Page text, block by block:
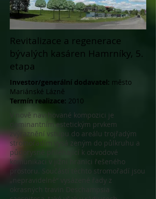
Revitalizace a regenerace
bývalých kasáren Hamrníky, 5.
etapa
Investor/generální dodavatel: město
Mariánské Lázně
Termín realizace: 2010
V nově navrhované kompozici je
dominantním estetickým prvkem
zvýraznění vstupu do areálu trojřadým
stromořadím vysá zeným do půlkruhu a
půdorysně přiléhající k obvodové
komunikaci v jižní hranici řešeného
prostoru. Součástí těchto stromořadí jsou
„nepravidelně“ vysázené řady z
okrasných travin Deschampsia